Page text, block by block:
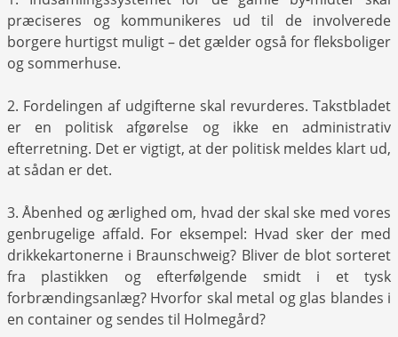
præciseres og kommunikeres ud til de involverede
borgere hurtigst muligt – det gælder også for fleksboliger
og sommerhuse.
2. Fordelingen af udgifterne skal revurderes. Takstbladet
er en politisk afgørelse og ikke en administrativ
efterretning. Det er vigtigt, at der politisk meldes klart ud,
at sådan er det.
3. Åbenhed og ærlighed om, hvad der skal ske med vores
genbrugelige affald. For eksempel: Hvad sker der med
drikkekartonerne i Braunschweig? Bliver de blot sorteret
fra plastikken og efterfølgende smidt i et tysk
forbrændingsanlæg? Hvorfor skal metal og glas blandes i
en container og sendes til Holmegård?